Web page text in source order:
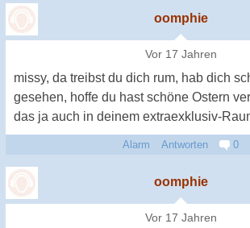
oomphie
Vor 17 Jahren
missy, da treibst du dich rum, hab dich
gesehen, hoffe du hast schöne Ostern
das ja auch in deinem extraexklusiv-
Alarm Antworten 0
oomphie
Vor 17 Jahren